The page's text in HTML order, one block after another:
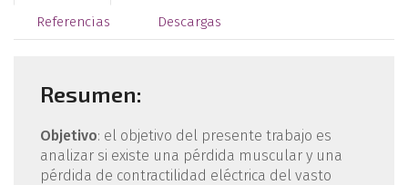
Referencias Descargas
Resumen:
Objetivo: el objetivo del presente trabajo es
analizar si existe una pérdida muscular y una
pérdida de contractilidad eléctrica del vasto